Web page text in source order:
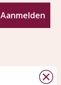
Aanmelden